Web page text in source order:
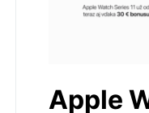
Apple